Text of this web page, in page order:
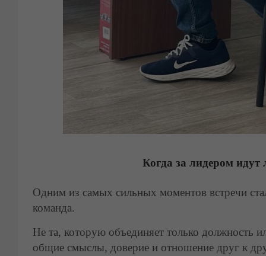
Когда за лидером
Одним из самых сильных моментов встречи
команда.
Не та, которую объединяет только должность
общие смыслы, доверие и отношение друг к